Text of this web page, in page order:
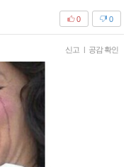
0
0
신고 | 공감 확인